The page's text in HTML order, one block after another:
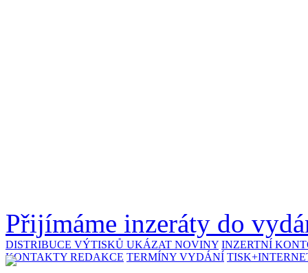
Přijímáme inzeráty do
DISTRIBUCE VÝTISKŮ UKÁZAT NOVINY INZERTNÍ
KONTAKTY REDAKCE TERMÍNY VYDÁNÍ